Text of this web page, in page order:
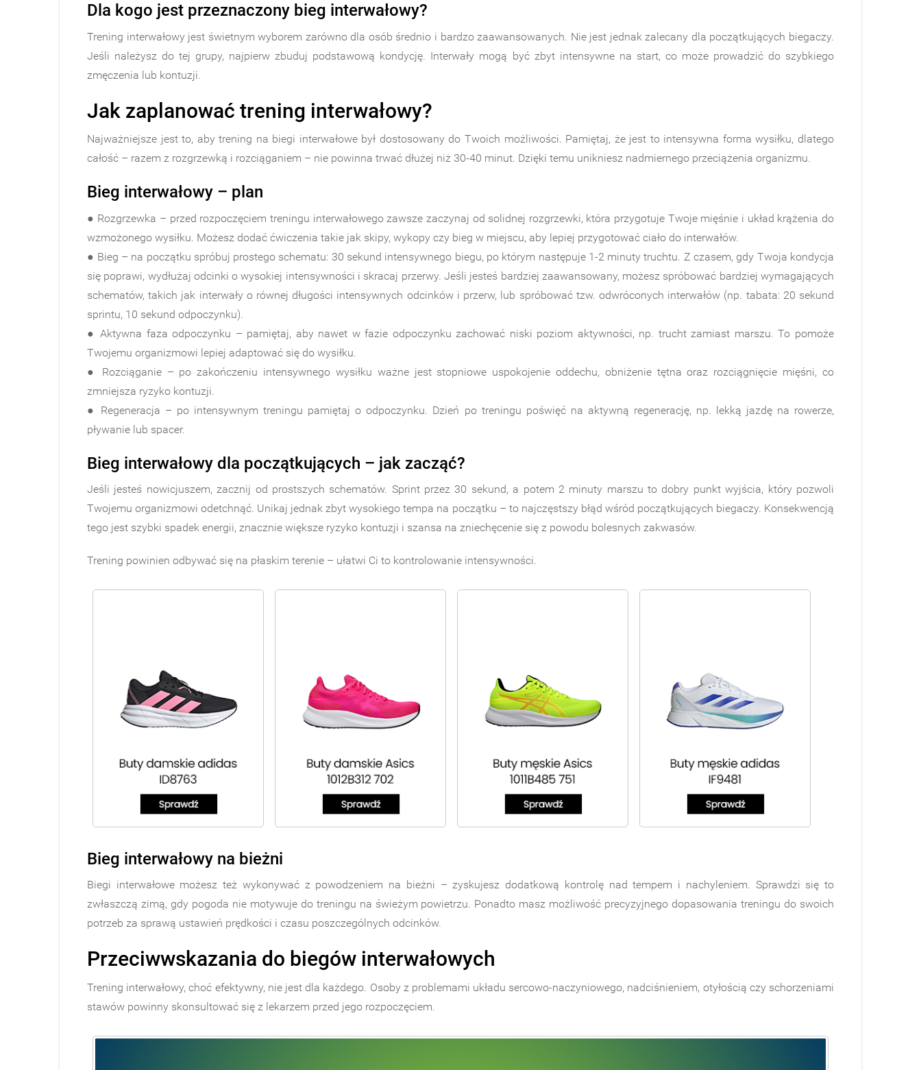
Dla kogo jest przeznaczony bieg interwałowy?
Trening interwałowy jest świetnym wyborem zarówno dla osób średnio i bardzo zaawansowanych. Nie jest jednak zalecany dla początkujących biegaczy.
Jeśli należysz do tej grupy, najpierw zbuduj podstawową kondycję. Interwały mogą być zbyt intensywne na start, co może prowadzić do szybkiego
zmęczenia lub kontuzji.
Jak zaplanować trening interwałowy?
Najważniejsze jest to, aby trening na biegi interwałowe był dostosowany do Twoich możliwości. Pamiętaj, że jest to intensywna forma wysiłku, dlatego
całość – razem z rozgrzewką i rozciąganiem – nie powinna trwać dłużej niż 30-40 minut. Dzięki temu unikniesz nadmiernego przeciążenia organizmu.
Bieg interwałowy – plan
● Rozgrzewka – przed rozpoczęciem treningu interwałowego zawsze zaczynaj od solidnej rozgrzewki, która przygotuje Twoje mięśnie i układ krążenia do
wzmożonego wysiłku. Możesz dodać ćwiczenia takie jak skipy, wykopy czy bieg w miejscu, aby lepiej przygotować ciało do interwałów.​
● Bieg – na początku spróbuj prostego schematu: 30 sekund intensywnego biegu, po którym następuje 1-2 minuty truchtu. Z czasem, gdy Twoja kondycja
się poprawi, wydłużaj odcinki o wysokiej intensywności i skracaj przerwy. Jeśli jesteś bardziej zaawansowany, możesz spróbować bardziej wymagających
schematów, takich jak interwały o równej długości intensywnych odcinków i przerw, lub spróbować tzw. odwróconych interwałów (np. tabata: 20 sekund
sprintu, 10 sekund odpoczynku).
● Aktywna faza odpoczynku – pamiętaj, aby nawet w fazie odpoczynku zachować niski poziom aktywności, np. trucht zamiast marszu. To pomoże
Twojemu organizmowi lepiej adaptować się do wysiłku.
● Rozciąganie – po zakończeniu intensywnego wysiłku ważne jest stopniowe uspokojenie oddechu, obniżenie tętna oraz rozciągnięcie mięśni, co
zmniejsza ryzyko kontuzji​.
● Regeneracja – po intensywnym treningu pamiętaj o odpoczynku. Dzień po treningu poświęć na aktywną regenerację, np. lekką jazdę na rowerze,
pływanie lub spacer​.
Bieg interwałowy dla początkujących – jak zacząć?
Jeśli jesteś nowicjuszem, zacznij od prostszych schematów. Sprint przez 30 sekund, a potem 2 minuty marszu to dobry punkt wyjścia, który pozwoli
Twojemu organizmowi odetchnąć. Unikaj jednak zbyt wysokiego tempa na początku – to najczęstszy błąd wśród początkujących biegaczy. Konsekwencją
tego jest szybki spadek energii, znacznie większe ryzyko kontuzji i szansa na zniechęcenie się z powodu bolesnych zakwasów.
Trening powinien odbywać się na płaskim terenie – ułatwi Ci to kontrolowanie intensywności.
Bieg interwałowy na bieżni
Biegi interwałowe możesz też wykonywać z powodzeniem na bieżni – zyskujesz dodatkową kontrolę nad tempem i nachyleniem. Sprawdzi się to
zwłaszczą zimą, gdy pogoda nie motywuje do treningu na świeżym powietrzu. Ponadto masz możliwość precyzyjnego dopasowania treningu do swoich
potrzeb za sprawą ustawień prędkości i czasu poszczególnych odcinków.
Przeciwwskazania do biegów interwałowych
Trening interwałowy, choć efektywny, nie jest dla każdego. Osoby z problemami układu sercowo-naczyniowego, nadciśnieniem, otyłością czy schorzeniami
stawów powinny skonsultować się z lekarzem przed jego rozpoczęciem.